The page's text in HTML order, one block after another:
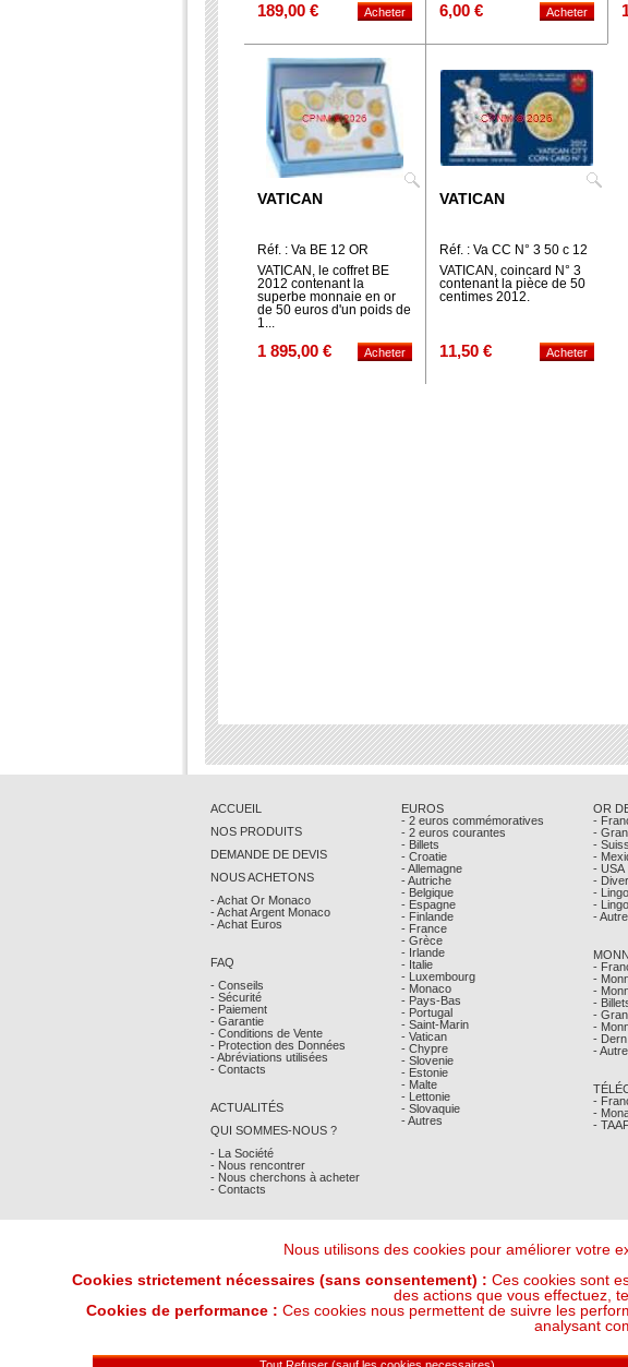
189,00 € 6,00 €
VATICAN
Réf. : Va BE 12 OR
VATICAN, le coffret BE
2012 contenant la
superbe monnaie en or
de 50 euros d'un poids de
1...
1 895,00 €
VATICAN
Réf. : Va CC N° 3 50 c 12
VATICAN, coincard N° 3
contenant la pièce de 50
centimes 2012.
11,50 €
ACCUEIL
NOS PRODUITS
DEMANDE DE DEVIS
NOUS ACHETONS
- Achat Or Monaco
- Achat Argent Monaco
- Achat Euros
FAQ
- Conseils
- Sécurité
- Paiement
- Garantie
- Conditions de Vente
- Protection des Données
- Abréviations utilisées
- Contacts
ACTUALITÉS
QUI SOMMES-NOUS ?
- La Société
- Nous rencontrer
- Nous cherchons à acheter
- Contacts
EUROS
- 2 euros commémoratives
- 2 euros courantes
- Billets
- Croatie
- Allemagne
- Autriche
- Belgique
- Espagne
- Finlande
- France
- Grèce
- Irlande
- Italie
- Luxembourg
- Monaco
- Pays-Bas
- Portugal
- Saint-Marin
- Vatican
- Chypre
- Slovenie
- Estonie
- Malte
- Lettonie
- Slovaquie
- Autres
OR
-
-
-
-
- USA
-
-
-
-
-
-
-
-
-
-
-
-
-
-
-
Mentions Légales
Nous utilisons des cookies pour améliorer votre
Cookies strictement nécessaires (sans consentement) : Ces cookies sont
des actions que vous effectuez,
Cookies de performance : Ces cookies nous permettent de suivre les
analysant